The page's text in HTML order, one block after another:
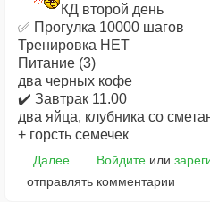
КД второй день
✅ Прогулка 10000 шагов
Тренировка НЕТ
Питание (3)
два черных кофе
✔️ Завтрак 11.00
два яйца, клубника со
+ горсть семечек
Далее... Войдитеили
отправлять комментарии